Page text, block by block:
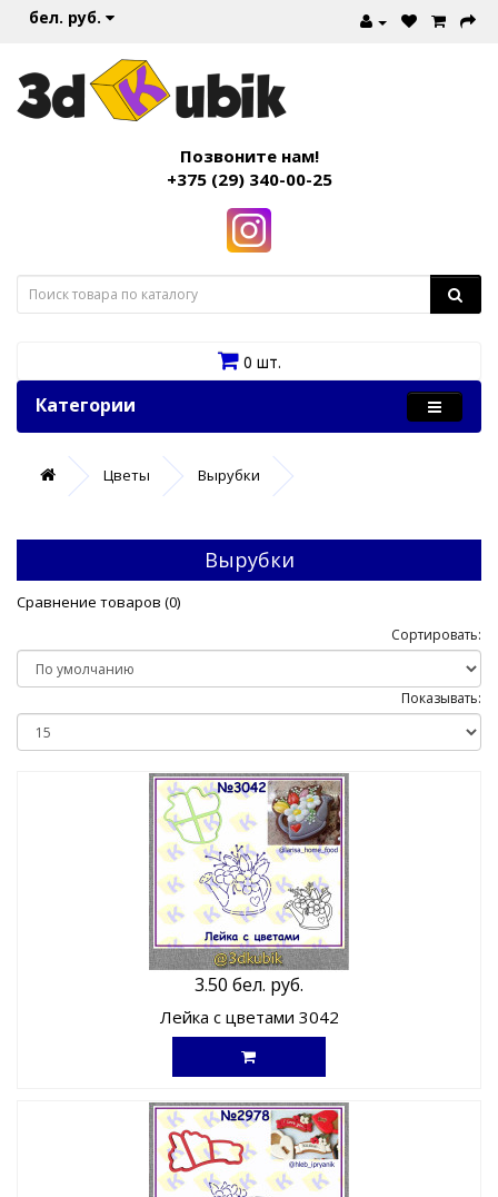
бел. руб.
Позвоните нам!
+375 (29) 340-00-25
0 шт.
Категории
Цветы Вырубки
Вырубки
Сравнение товаров (0)
Сортировать:
Показывать:
3.50 бел. руб.
Лейка с цветами 3042